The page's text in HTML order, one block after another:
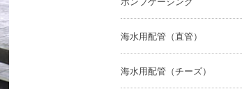
海水用配管（直管）
海水用配管（チーズ）